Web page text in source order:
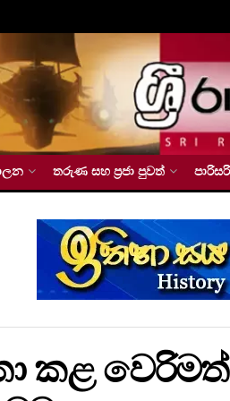
තරුණ සහ ප්‍රජා පුවත්
කළ වෙරිමත්